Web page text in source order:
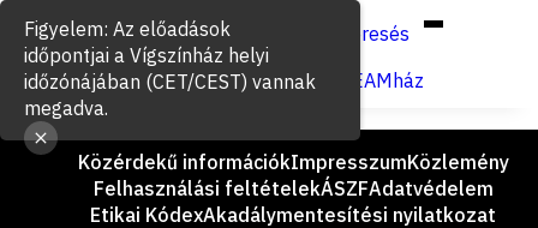
Keresés
Jegyvásárlás
VígSTREAMház
LáblécKözérdekű információkImpresszumKözlemény
Felhasználási feltételekÁSZFAdatvédelem
Etikai KódexAkadálymentesítési nyilatkozat
Figyelem: Az előadások
időpontjai a Vígszínház helyi
időzónájában (CET/CEST) vannak
megadva.